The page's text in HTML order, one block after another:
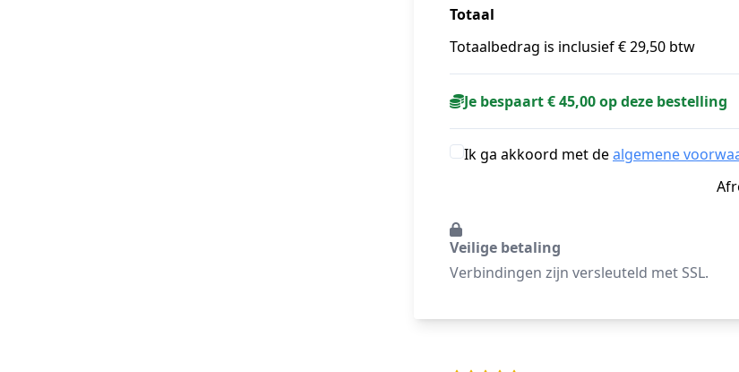
Totaal
Totaalbedrag is inclusief € 29,50 btw
Je bespaart € 45,00 op deze bestelling
Ik ga akkoord met dealgemene
Veilige betaling
Verbindingen zijn versleuteld met SSL.